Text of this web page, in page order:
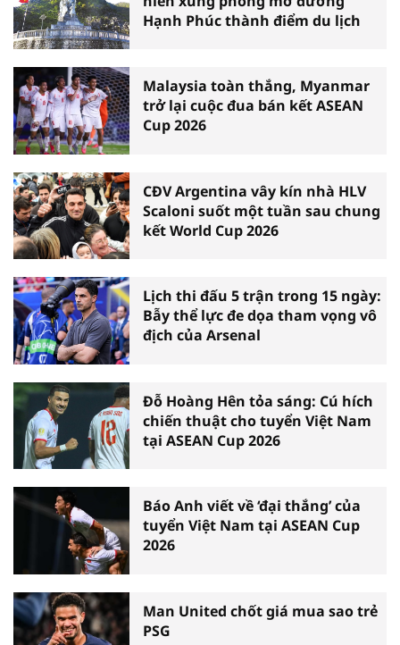
Hạnh Phúc thành điểm du lịch
Malaysia toàn thắng, Myanmar
trở lại cuộc đua bán kết ASEAN
Cup 2026
CĐV Argentina vây kín nhà HLV
Scaloni suốt một tuần sau chung
kết World Cup 2026
Lịch thi đấu 5 trận trong 15 ngày:
Bẫy thể lực đe dọa tham vọng vô
địch của Arsenal
Đỗ Hoàng Hên tỏa sáng: Cú hích
chiến thuật cho tuyển Việt Nam
tại ASEAN Cup 2026
Báo Anh viết về ‘đại thắng’ của
tuyển Việt Nam tại ASEAN Cup
2026
Man United chốt giá mua sao trẻ
PSG